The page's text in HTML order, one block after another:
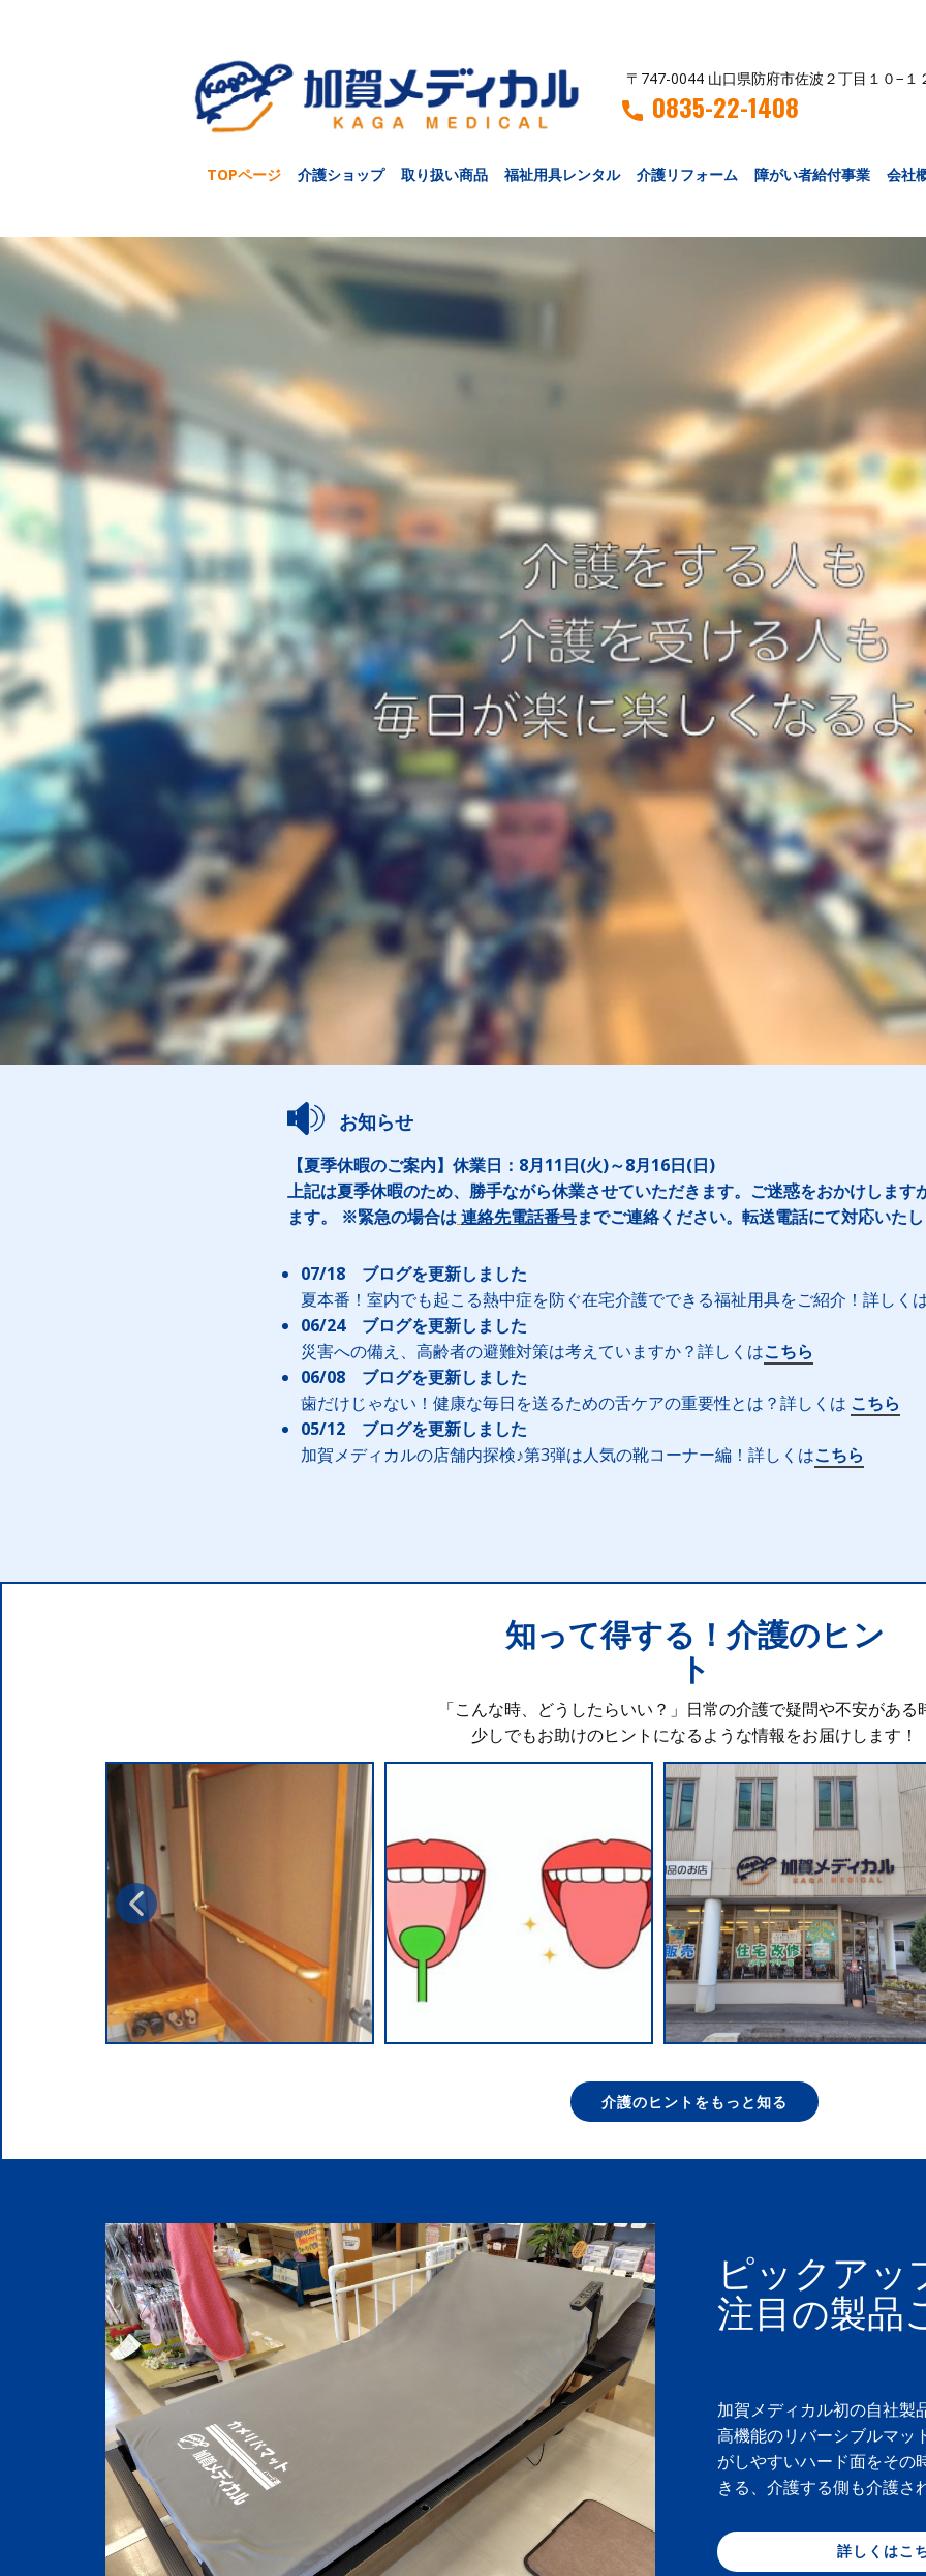
〒747-0044 山口県防府市佐波２丁目１０−１
0835-22-1408
TOPページ 介護ショップ 取り扱い商品 福祉用具レンタル 介護リフォーム 障がい者給付事業 会社
お知らせ
【夏季休暇のご案内】休業日：8月11日(火)～8月16日(日)
上記は夏季休暇のため、勝手ながら休業させていただきます。ご迷惑をおかけします
ます。 ※緊急の場合は連絡先電話番号までご連絡ください。転送電話にて対応いた
07/18 ブログを更新しました
夏本番！室内でも起こる熱中症を防ぐ在宅介護でできる福祉用具をご紹介！詳しく
06/24 ブログを更新しました
災害への備え、高齢者の避難対策は考えていますか？詳しくはこちら
06/08 ブログを更新しました
歯だけじゃない！健康な毎日を送るための舌ケアの重要性とは？詳しくは こちら
05/12 ブログを更新しました
加賀メディカルの店舗内探検♪第3弾は人気の靴コーナー編！詳しくはこちら
知って得する！介護のヒン
ト
「こんな時、どうしたらいい？」日常の介護で疑問や不安がある
少しでもお助けのヒントになるような情報をお届けします！
介護のヒントをもっと知る
ピックアッ
注目の製品
加賀メディカル初の自社製
高機能のリバーシブルマッ
がしやすいハード面をその
きる、介護する側も介護さ
詳しくはこ